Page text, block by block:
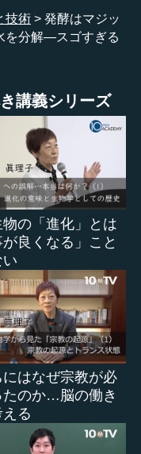
様で、実にすごい世
できません。「ええ
かといえば、発酵の
です。抗生物質を打
た所から膿んでいっ
しまいます。そうな
抑えるのが抗生物質
持っています。
界です。例えば、
たら、やけどをして
の海底火山では、摂
しろそこの方が快適
リアがいます。この
くさんあります。
力」と呼んでいま
いるのだから、「発
生によく言っていま
担当していた頃、
導していました。い
技術
発酵はマジッ
を分解―スゴすぎる
講義シリーズ
の「進化」とは
が良くなる」こと
い
はなぜ宗教が必
たのか…脳の働き
る